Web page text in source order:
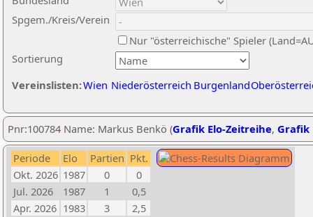
Sortierung
Spgem./Kreis/Verein
Nur "österreichische" Spieler
Vereinslisten:Wien Niederösterreich Burgenland
Pnr:100784 Name: Markus Benkö (Grafik Elo-Zeitreihe, Grafik
Periode Elo Partien Pkt.
Okt. 2026 1987 0
0
Jul. 2026
1987 1
0,5
Apr. 2026 1983 3
2,5